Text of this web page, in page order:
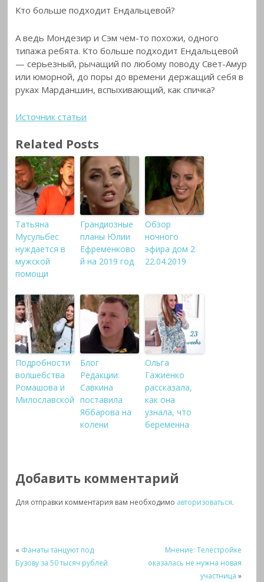
Кто больше подходит Ендальцевой?
А ведь Мондезир и Сэм чем-то похожи, одного
типажа ребята. Кто больше подходит Ендальцевой
— серьезный, рычащий по любому поводу Свет-Амур
или юморной, до поры до времени держащий себя в
руках Марданшин, вспыхивающий, как спичка?
Источник статьи
Related Posts
Татьяна
Мусульбес
нуждается в
мужской
помощи
Грандиозные
планы Юлии
Ефременково
й на 2019 год
Обзор
ночного
эфира дом 2
22.04.2019
Подробности
волшебства
Ромашова и
Милославской
Блог
Редакции:
Савкина
поставила
Яббарова на
колени
Ольга
Гажиенко
рассказала,
как она
узнала, что
беременна
Добавить комментарий
Для отправки комментария вам необходимо авторизоваться.
« Фанаты танцуют под
Бузову за 50 тысяч рублей
Мнение: Телестройке
оказалась не нужна новая
участница »